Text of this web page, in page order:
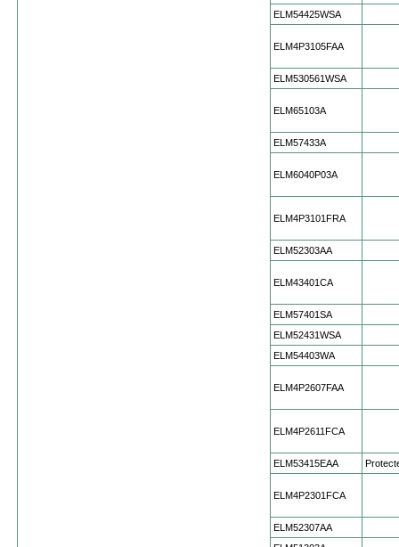
ELM54425WSA
ELM4P3105FAA
ELM530561WSA
ELM65103A
ELM57433A
ELM6040P03A
ELM4P3101FRA
ELM52303AA
ELM43401CA
ELM57401SA
ELM52431WSA
ELM54403WA
ELM4P2607FAA
ELM4P2611FCA
ELM53415EAA
ELM4P2301FCA
ELM52307AA